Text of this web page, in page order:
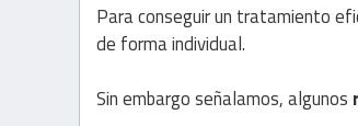
Para conseguir un tratamiento
de forma individual.
Sin embargo señalamos, algunos